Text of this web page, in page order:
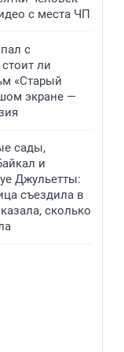
с места ЧП
с
ли
«Старый
экране —
сады,
и
Джульетты:
съездила в
сколько